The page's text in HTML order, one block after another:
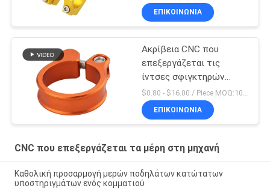
διπλώνει στην Κίνα
ΕΠΙΚΟΙΝΩΝΊΑ
Ακρίβεια CNC που
επεξεργάζεται τις
ίντσες σφιγκτηρών
Seatpost ποδηλάτων 5
X 4 μερών στη μηχανή
$0.80 - $16.00 / Piece MOQ:10 κομμάτια
ΕΠΙΚΟΙΝΩΝΊΑ
CNC που επεξεργάζεται τα μέρη στη μηχανή
Καθολική προσαρμογή μερών ποδηλάτων κατώτατων
υποστηριγμάτων ενός κομματιού